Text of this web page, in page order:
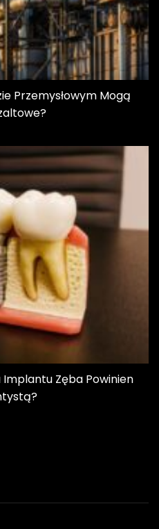
Przemysłowym Mogą
Implantu Zęba Powinien